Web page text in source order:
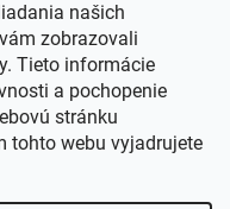
našich
zobrazovali
Tieto informácie
a pochopenie
stránku
tohto webu vyjadrujete